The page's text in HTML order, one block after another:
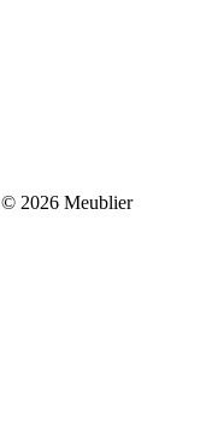
© 2026 Meublier